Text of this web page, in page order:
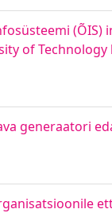
of
generaatori